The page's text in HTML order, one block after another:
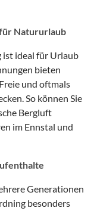
Natururlaub
ist ideal für Urlaub
bieten
und oftmals
So können Sie
Bergluft
im Ennstal und
Generationen
besonders